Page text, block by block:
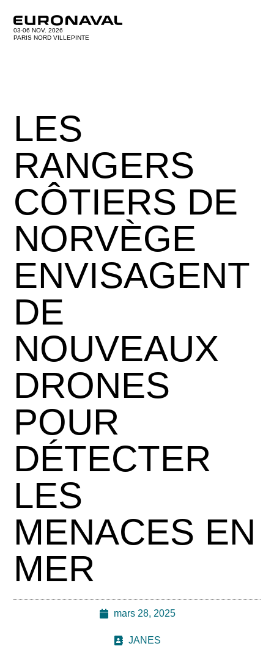
03-06 NOV. 2026
PARIS NORD VILLEPINTE
LES
RANGERS
CÔTIERS DE
NORVÈGE
ENVISAGENT
DE
NOUVEAUX
DRONES
POUR
DÉTECTER
LES
MENACES EN
MER
mars 28, 2025
JANES